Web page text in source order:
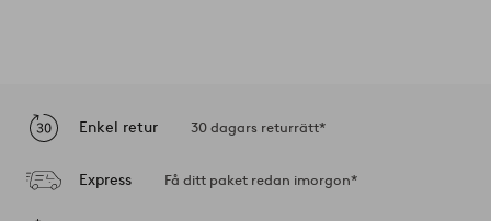
Enkel retur 30 dagars returrätt*
Express Få ditt paket redan imorgon*